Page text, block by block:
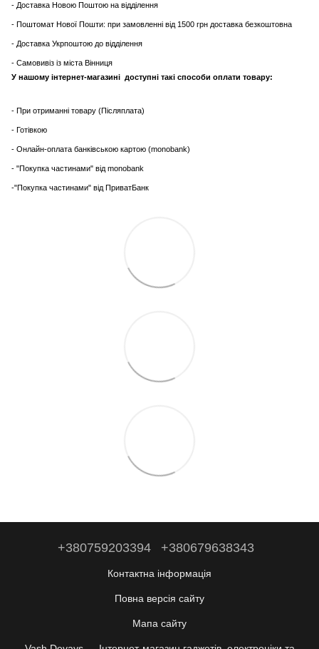
- Доставка Новою Поштою на відділення
- Поштомат Нової Пошти: при замовленні від 1500 грн доставка безкоштовна
- Доставка Укрпоштою до відділення
- Самовивіз із міста Вінниця
У нашому інтернет-магазині доступні такі способи оплати товару:
- При отриманні товару (Післяплата)
- Готівкою
- Онлайн-оплата банківською картою (monobank)
- "Покупка частинами" від monobank
-"Покупка частинами" від ПриватБанк
+380759203394 +380679638343
Контактна інформація
Повна версія сайту
Мапа сайту